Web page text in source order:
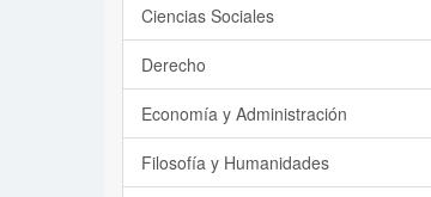
Ciencias Sociales
Derecho
Economía y Administración
Filosofía y Humanidades